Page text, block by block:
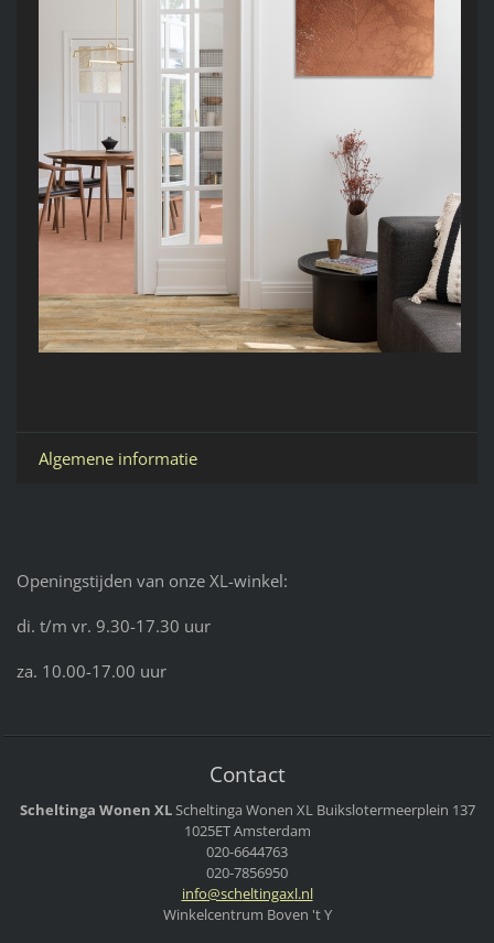
Algemene informatie
Openingstijden van onze XL-winkel:
di. t/m vr. 9.30-17.30 uur
za. 10.00-17.00 uur
Contact
Scheltinga Wonen XLScheltinga Wonen XLBuikslotermeerplein 137
1025ET Amsterdam
020-6644763
020-7856950
info@scheltingaxl.nl
Winkelcentrum Boven 't Y